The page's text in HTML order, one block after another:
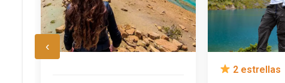
‹
2 estrellas